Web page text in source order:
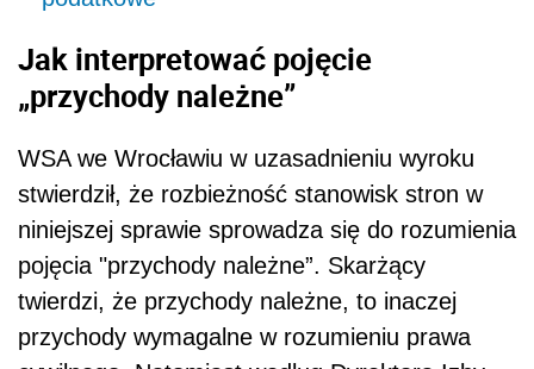
przychody wymagalne w rozumieniu prawa
cywilnego. Natomiast według Dyrektora Izby
Skarbowej są to przychody przysługujące
wymagalności, a zatem również bez względu
na umowne terminy płatności należności.
To sporne pojęcie ma istotne znaczenie dla
określenia momentu powstania przychodu z
tytułu zbycia udziałów/akcji, a zatem ma wpływ
także na moment powstania obowiązku